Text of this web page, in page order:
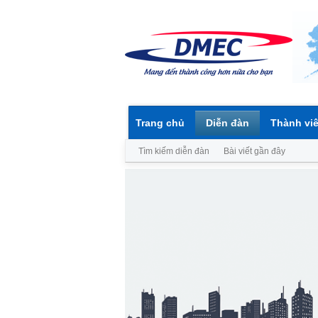
Trang chủ Diễn đàn
Tìm kiếm diễn đàn Bài viết gần đây
Thành